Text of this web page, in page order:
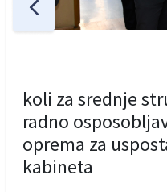
koli za srednje
radno
oprema za
kabineta